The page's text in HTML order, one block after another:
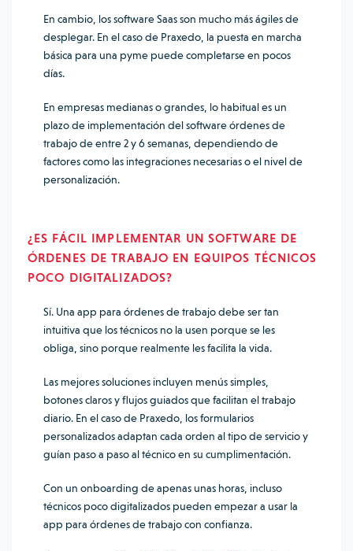
En cambio, los software Saas son mucho más ágiles de
desplegar. En el caso de Praxedo, la puesta en marcha
básica para una pyme puede completarse en pocos
días.
En empresas medianas o grandes, lo habitual es un
plazo de implementación del software órdenes de
trabajo de entre 2 y 6 semanas, dependiendo de
factores como las integraciones necesarias o el nivel de
personalización.
¿ES FÁCIL IMPLEMENTAR UN SOFTWARE DE
ÓRDENES DE TRABAJO EN EQUIPOS TÉCNICOS
POCO DIGITALIZADOS?
Sí. Una app para órdenes de trabajo debe ser tan
intuitiva que los técnicos no la usen porque se les
obliga, sino porque realmente les facilita la vida.
Las mejores soluciones incluyen menús simples,
botones claros y flujos guiados que facilitan el trabajo
diario. En el caso de Praxedo, los formularios
personalizados adaptan cada orden al tipo de servicio y
guían paso a paso al técnico en su cumplimentación.
Con un onboarding de apenas unas horas, incluso
técnicos poco digitalizados pueden empezar a usar la
app para órdenes de trabajo con confianza.